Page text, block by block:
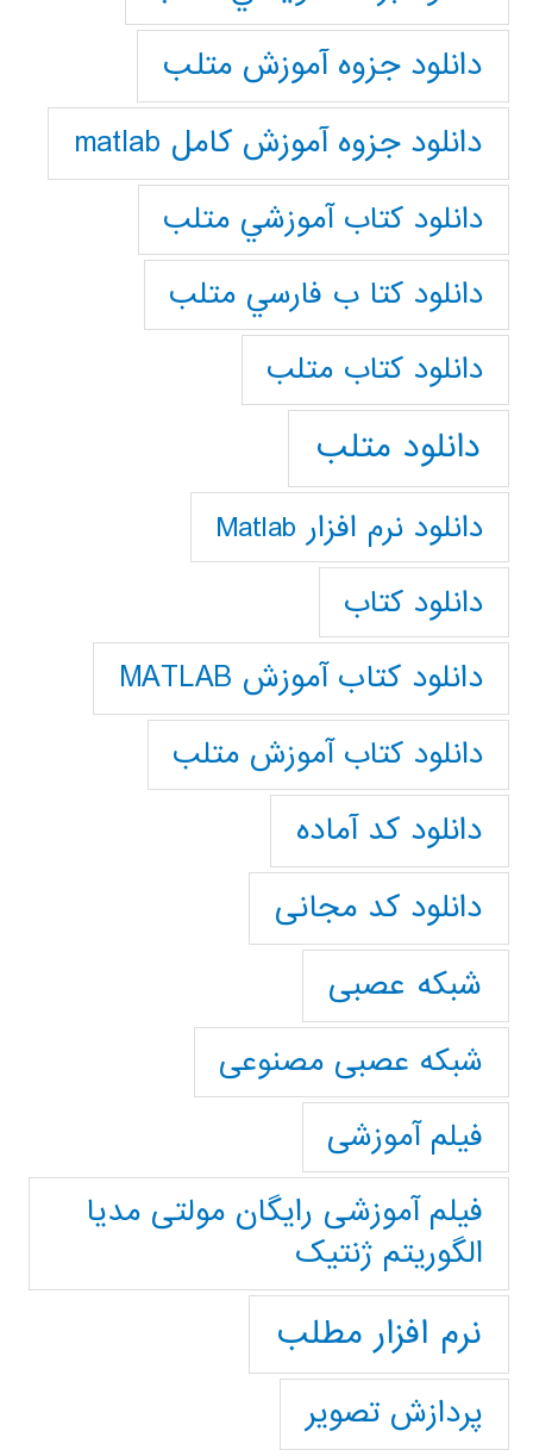
دانلود جزوه آموزش متلب
دانلود جزوه آموزش کامل matlab
دانلود كتاب آموزشي متلب
دانلود كتا ب فارسي متلب
دانلود كتاب متلب
دانلود متلب
دانلود نرم افزار Matlab
دانلود کتاب
دانلود کتاب آموزش MATLAB
دانلود کتاب آموزش متلب
دانلود کد آماده
دانلود کد مجانی
شبکه عصبی
شبکه عصبی مصنوعی
فیلم آموزشی
فیلم آموزشی رایگان مولتی مدیا
الگوریتم ژنتیک
نرم افزار مطلب
پردازش تصویر